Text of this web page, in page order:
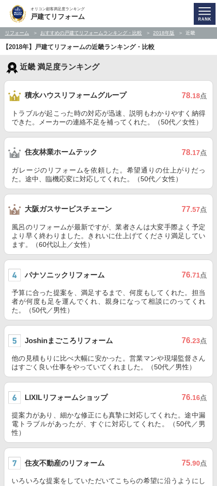
オリコン顧客満足度ランキング
戸建てリフォーム
リフォーム おすすめの戸建てリフォームランキング・比較 2018年版 近畿
【2018年】戸建てリフォームの近畿ランキング・比較
近畿 満足度ランキング
積水ハウスリフォームグループ 78.18点
トラブルが起こった時の対応が迅速、説明もわかりやすく納得
できた。メーカーの連絡不足を補ってくれた。（50代／女性）
住友林業ホームテック 78.17点
ガレージのリフォームを依頼した。希望通りの仕上がりだっ
た。途中、臨機応変に対応してくれた。（50代／女性）
大阪ガスサービスチェーン 77.57点
風呂のリフォームが最新ですが、業者さんは大変手際よく予定
より早く終わりました。きれいに仕上げてくださり満足してい
ます。（60代以上／女性）
パナソニックリフォーム 76.71点
予算に合った提案を、満足するまで、何度もしてくれた。担当
者が何度も足を運んでくれ、親身になって相談にのってくれ
た。（50代／男性）
Joshinまごころリフォーム 76.23点
他の見積もりに比べ大幅に安かった。営業マンや現場監督さん
はすごく良い仕事をやっていてくれました。（50代／男性）
LIXILリフォームショップ 76.16点
提案力があり、細かな修正にも真摯に対応してくれた。途中漏
電トラブルがあったが、すぐに対応してくれた。（50代／男
性）
住友不動産のリフォーム 75.90点
いろいろな提案をしていただいてこちらの希望に沿うようにし